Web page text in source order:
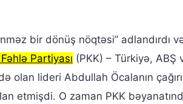
bir dönüş nöqtəsi” adlandırdı
Partiyası (PKK) – Türkiyə, ABŞ
olan lideri Abdullah Öcalanın
etmişdi. O zaman PKK